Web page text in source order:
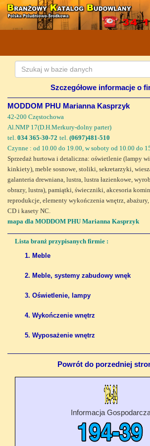
Szczegółowe informacje o
MODDOM PHU Marianna Kasprzyk
42-200 Częstochowa
Al.NMP 17(D.H.Merkury-dolny parter)
tel. 034 365-30-72 tel. (0697)481-510
Czynne : od 10.00 do 19.00, w soboty od 10.00 do
Sprzedaż hurtowa i detaliczna: oświetlenie (lampy
kinkiety), meble sosnowe, stoliki, sekretarzyki,
galanteria drewniana, lustra, lustra łazienkowe,
obrazy, lustra), pamiątki, świeczniki, akcesoria
reprodukcje, elementy wykończenia wnętrz,
CD i kasety NC.
mapa dla MODDOM PHU Marianna Kasprzyk
Lista branż przypisanych firmie :
1. Meble
2. Meble, systemy zabudowy wnęk
3. Oświetlenie, lampy
4. Wykończenie wnętrz
5. Wyposażenie wnętrz
Powrót do porzedniej
Informacja